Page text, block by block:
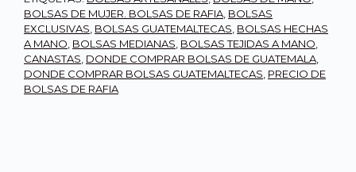
BOLSAS DE MUJER. BOLSAS DE RAFIA BOLSAS
EXCLUSIVAS BOLSAS GUATEMALTECAS BOLSAS HECHAS
A MANO BOLSAS MEDIANAS BOLSAS TEJIDAS A MANO
CANASTAS DONDE COMPRAR BOLSAS DE GUATEMALA
DONDE COMPRAR BOLSAS GUATEMALTECAS PRECIO DE
BOLSAS DE RAFIA